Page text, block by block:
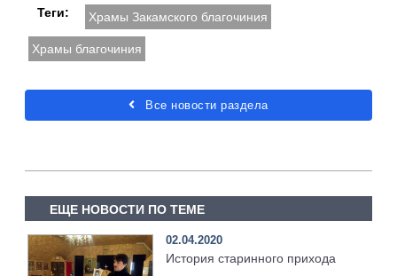
Теги: Храмы Закамского благочиния
Храмы благочиния
Все новости раздела
ЕЩЕ НОВОСТИ ПО ТЕМЕ
02.04.2020
История старинного прихода